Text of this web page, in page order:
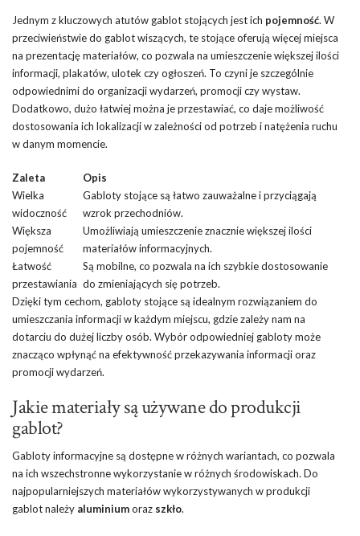
Jednym z kluczowych atutów gablot stojących jest ich pojemność. W
przeciwieństwie do gablot wiszących, te stojące oferują więcej miejsca
na prezentację materiałów, co pozwala na umieszczenie większej ilości
informacji, plakatów, ulotek czy ogłoszeń. To czyni je szczególnie
odpowiednimi do organizacji wydarzeń, promocji czy wystaw.
Dodatkowo, dużo łatwiej można je przestawiać, co daje możliwość
dostosowania ich lokalizacji w zależności od potrzeb i natężenia ruchu
w danym momencie.
Zaleta
Opis
Wielka
widoczność
Gabloty stojące są łatwo zauważalne i przyciągają
wzrok przechodniów.
Większa
pojemność
Umożliwiają umieszczenie znacznie większej ilości
materiałów informacyjnych.
Łatwość
przestawiania
Są mobilne, co pozwala na ich szybkie dostosowanie
do zmieniających się potrzeb.
Dzięki tym cechom, gabloty stojące są idealnym rozwiązaniem do
umieszczania informacji w każdym miejscu, gdzie zależy nam na
dotarciu do dużej liczby osób. Wybór odpowiedniej gabloty może
znacząco wpłynąć na efektywność przekazywania informacji oraz
promocji wydarzeń.
Jakie materiały są używane do produkcji
gablot?
Gabloty informacyjne są dostępne w różnych wariantach, co pozwala
na ich wszechstronne wykorzystanie w różnych środowiskach. Do
najpopularniejszych materiałów wykorzystywanych w produkcji
gablot należy aluminiumoraz szkło.